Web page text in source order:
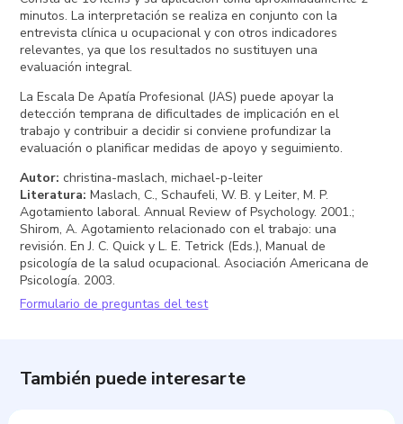
minutos. La interpretación se realiza en conjunto con la
entrevista clínica u ocupacional y con otros indicadores
relevantes, ya que los resultados no sustituyen una
evaluación integral.
La Escala De Apatía Profesional (JAS) puede apoyar la
detección temprana de dificultades de implicación en el
trabajo y contribuir a decidir si conviene profundizar la
evaluación o planificar medidas de apoyo y seguimiento.
Autor: christina-maslach, michael-p-leiter
Literatura: Maslach, C., Schaufeli, W. B. y Leiter, M. P.
Agotamiento laboral. Annual Review of Psychology. 2001.;
Shirom, A. Agotamiento relacionado con el trabajo: una
revisión. En J. C. Quick y L. E. Tetrick (Eds.), Manual de
psicología de la salud ocupacional. Asociación Americana de
Psicología. 2003.
Formulario de preguntas del test
También puede interesarte